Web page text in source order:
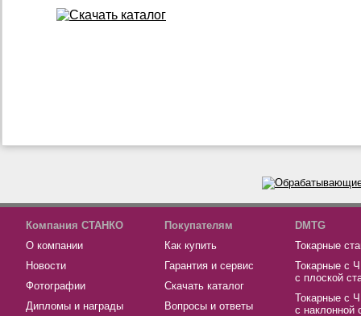
Компания СТАНКО
О компании
Новости
Фотографии
Дипломы и награды
Покупателям
Как купить
Гарантия и сервис
Скачать каталог
Вопросы и ответы
DMTG
Токарные
Токарные с
с плоской
Токарные с
с наклонной